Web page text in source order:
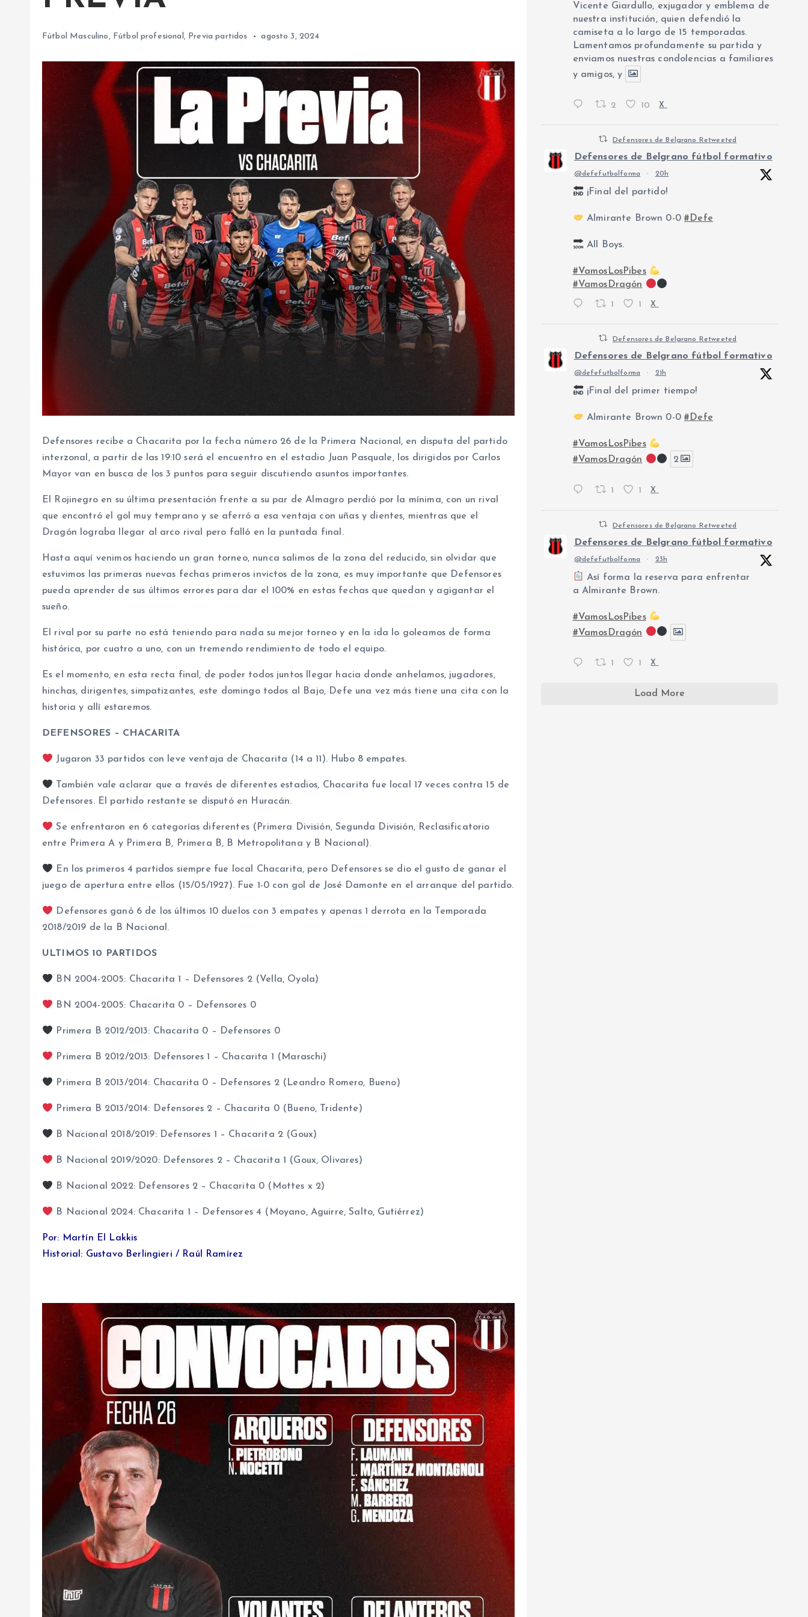
Fútbol Masculino, Fútbol profesional, Previa partidos agosto 3, 2024
Defensores recibe a Chacarita por la fecha número 26 de la Primera Nacional, en disputa del partido
interzonal, a partir de las 19:10 será el encuentro en el estadio Juan Pasquale, los dirigidos por Carlos
Mayor van en busca de los 3 puntos para seguir discutiendo asuntos importantes.
El Rojinegro en su última presentación frente a su par de Almagro perdió por la mínima, con un rival
que encontró el gol muy temprano y se aferró a esa ventaja con uñas y dientes, mientras que el
Dragón lograba llegar al arco rival pero falló en la puntada final.
Hasta aquí venimos haciendo un gran torneo, nunca salimos de la zona del reducido, sin olvidar que
estuvimos las primeras nuevas fechas primeros invictos de la zona, es muy importante que Defensores
pueda aprender de sus últimos errores para dar el 100% en estas fechas que quedan y agigantar el
sueño.
El rival por su parte no está teniendo para nada su mejor torneo y en la ida lo goleamos de forma
histórica, por cuatro a uno, con un tremendo rendimiento de todo el equipo.
Es el momento, en esta recta final, de poder todos juntos llegar hacia donde anhelamos, jugadores,
hinchas, dirigentes, simpatizantes, este domingo todos al Bajo, Defe una vez más tiene una cita con la
historia y allí estaremos.
DEFENSORES – CHACARITA
Jugaron 33 partidos con leve ventaja de Chacarita (14 a 11). Hubo 8 empates.
También vale aclarar que a través de diferentes estadios, Chacarita fue local 17 veces contra 15 de
Defensores. El partido restante se disputó en Huracán.
Se enfrentaron en 6 categorías diferentes (Primera División, Segunda División, Reclasificatorio
entre Primera A y Primera B, Primera B, B Metropolitana y B Nacional).
En los primeros 4 partidos siempre fue local Chacarita, pero Defensores se dio el gusto de ganar el
juego de apertura entre ellos (15/05/1927). Fue 1-0 con gol de José Damonte en el arranque del partido.
Defensores ganó 6 de los últimos 10 duelos con 3 empates y apenas 1 derrota en la Temporada
2018/2019 de la B Nacional.
ULTIMOS 10 PARTIDOS
BN 2004-2005: Chacarita 1 – Defensores 2 (Vella, Oyola)
BN 2004-2005: Chacarita 0 – Defensores 0
Primera B 2012/2013: Chacarita 0 – Defensores 0
Primera B 2012/2013: Defensores 1 – Chacarita 1 (Maraschi)
Primera B 2013/2014: Chacarita 0 – Defensores 2 (Leandro Romero, Bueno)
Primera B 2013/2014: Defensores 2 – Chacarita 0 (Bueno, Tridente)
B Nacional 2018/2019: Defensores 1 – Chacarita 2 (Goux)
B Nacional 2019/2020: Defensores 2 – Chacarita 1 (Goux, Olivares)
B Nacional 2022: Defensores 2 – Chacarita 0 (Mottes x 2)
B Nacional 2024: Chacarita 1 – Defensores 4 (Moyano, Aguirre, Salto, Gutiérrez)
Por: Martín El Lakkis
Historial: Gustavo Berlingieri / Raúl Ramírez
Vicente Giardullo, exjugador y emblema de
nuestra institución, quien defendió la
camiseta a lo largo de 15 temporadas.
Lamentamos profundamente su partida y
enviamos nuestras condolencias a familiares
y amigos, y
2 10 X
Defensores de Belgrano Retweeted
Defensores de Belgrano fútbol formativo
@defefutbolforma · 20h
¡Final del partido!
Almirante Brown 0-0#Defe
All Boys.
#VamosLosPibes
#VamosDragón
1 1 X
Defensores de Belgrano Retweeted
Defensores de Belgrano fútbol formativo
@defefutbolforma · 21h
¡Final del primer tiempo!
Almirante Brown 0-0#Defe
#VamosLosPibes
#VamosDragón
2
1 1 X
Defensores de Belgrano Retweeted
Defensores de Belgrano fútbol formativo
@defefutbolforma · 23h
Así forma la reserva para enfrentar
a Almirante Brown.
#VamosLosPibes
#VamosDragón
1 1 X
Load More